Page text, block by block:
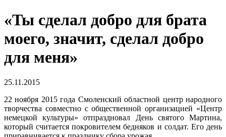
«Ты сделал добро для брата
моего, значит, сделал добро
для меня»
25.11.2015
22 ноября 2015 года Смоленский областной центр народного
творчества совместно с общественной организацией «Центр
немецкой культуры» отпраздновал День святого Мартина,
который считается покровителем бедняков и солдат. Его день